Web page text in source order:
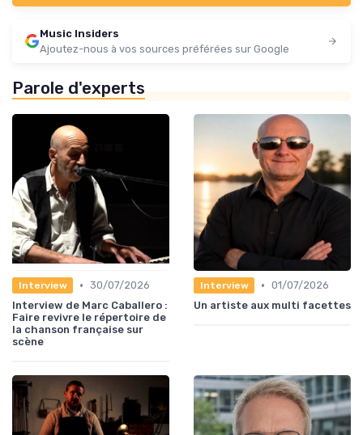
Music Insiders
Ajoutez-nous à vos sources préférées sur Google
Parole d'experts
Interview • 30/07/2026
Interview de Marc Caballero :
Faire revivre le répertoire de
la chanson française sur
scène
Interview • 01/07/2026
Un artiste aux multi facettes